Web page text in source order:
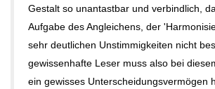
Gestalt so unantastbar und verbindlich,
Aufgabe des Angleichens, der
sehr deutlichen Unstimmigkeiten nicht
gewissenhafte Leser muss also bei
ein gewisses Unterscheidungsvermögen